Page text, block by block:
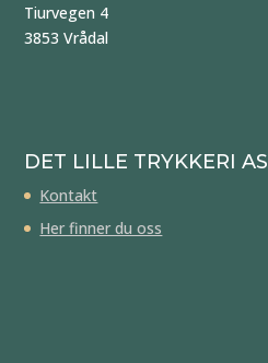
Tiurvegen 4
3853 Vrådal
DET LILLE TRYKKERI AS
Kontakt
Her finner du oss